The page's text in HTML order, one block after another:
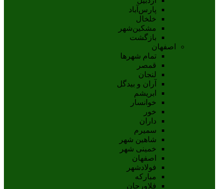
پارس‌آباد
خلخال
مشکين‌شهر
بازگشت
اصفهان
تمام شهر‌ها
قمصر
لنجان
آران و بیدگل
ابریشم
خوانسار
خور
داران
سمیرم
شاهین شهر
خمینی شهر
اصفهان
فولادشهر
مبارکه
فلاورجان